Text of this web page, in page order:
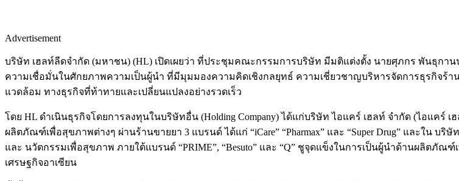
Advertisement
บริษัท เฮลท์ลีดจำกัด (มหาชน) (HL) เปิดเผยว่า ที่ประชุมคณะกรรมการบริษัท มีมติแต่งตั้ง นายศุภกร พันธุกา
ความเชื่อมั่นในศักยภาพความเป็นผู้นำ ที่มีมุมมองความคิดเชิงกลยุทธ์ ความเชี่ยวชาญบริหารจัดการธุรกิจร้
แวดล้อม ทางธุรกิจที่ท้าทายและเปลี่ยนแปลงอย่างรวดเร็ว
โดย HL ดำเนินธุรกิจโดยการลงทุนในบริษัทอื่น (Holding Company) ได้แก่บริษัท ไอแคร์ เฮลท์ จำกัด (ไอแ
ผลิตภัณฑ์เพื่อสุขภาพต่างๆ ผ่านร้านขายยา 3 แบรนด์ ได้แก่ “iCare” “Pharmax” และ “Super Drug” และใน
และ นวัตกรรมเพื่อสุขภาพ ภายใต้แบรนด์ “PRIME”, “Besuto” และ “Q” ชูจุดแข็งในการเป็นผู้นำด้านผลิตภั
เศรษฐกิจอาเซียน